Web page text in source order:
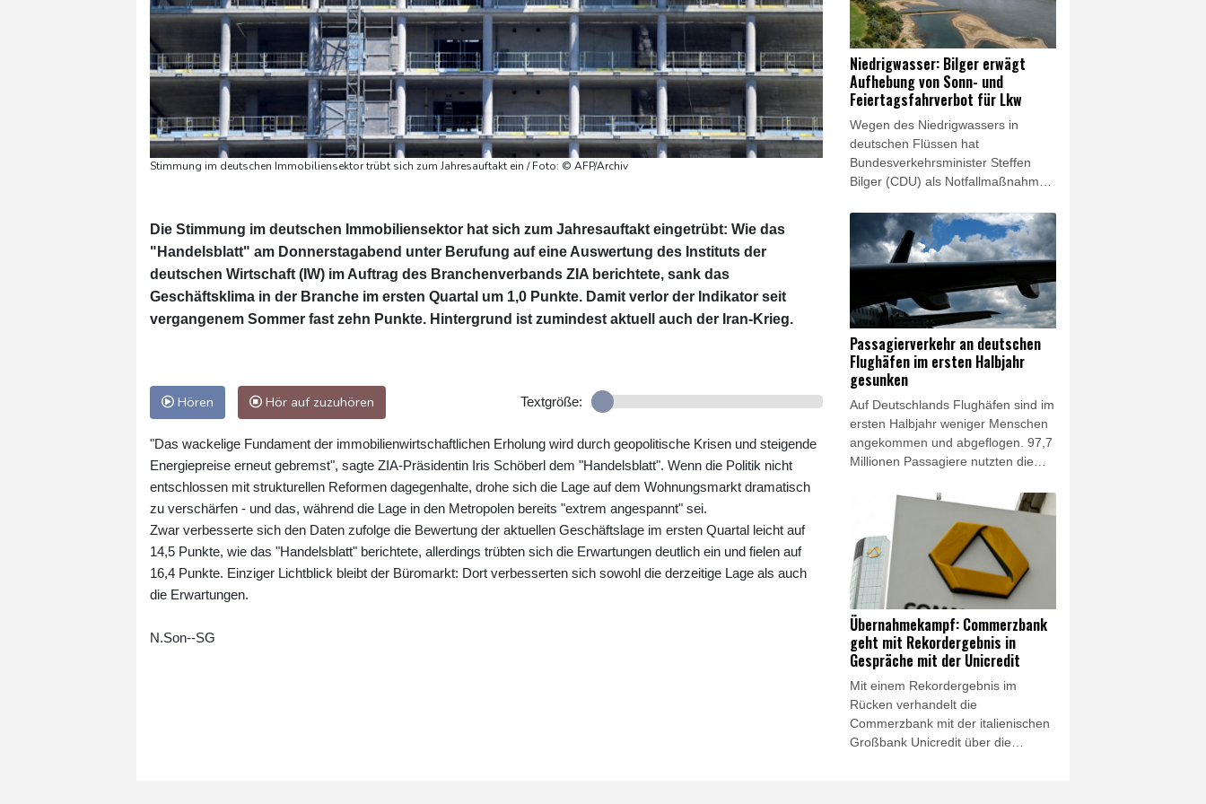
Stimmung im deutschen Immobiliensektor trübt sich zum Jahresauftakt ein / Foto: © AFP/Archiv
Die Stimmung im deutschen Immobiliensektor hat sich zum Jahresauftakt eingetrübt: Wie das
"Handelsblatt" am Donnerstagabend unter Berufung auf eine Auswertung des Instituts der
deutschen Wirtschaft (IW) im Auftrag des Branchenverbands ZIA berichtete, sank das
Geschäftsklima in der Branche im ersten Quartal um 1,0 Punkte. Damit verlor der Indikator seit
vergangenem Sommer fast zehn Punkte. Hintergrund ist zumindest aktuell auch der Iran-Krieg.
Hören Hör auf zuzuhören Textgröße:
"Das wackelige Fundament der immobilienwirtschaftlichen Erholung wird durch geopolitische Krisen und steigende
Energiepreise erneut gebremst", sagte ZIA-Präsidentin Iris Schöberl dem "Handelsblatt". Wenn die Politik nicht
entschlossen mit strukturellen Reformen dagegenhalte, drohe sich die Lage auf dem Wohnungsmarkt dramatisch
zu verschärfen - und das, während die Lage in den Metropolen bereits "extrem angespannt" sei.
Zwar verbesserte sich den Daten zufolge die Bewertung der aktuellen Geschäftslage im ersten Quartal leicht auf
14,5 Punkte, wie das "Handelsblatt" berichtete, allerdings trübten sich die Erwartungen deutlich ein und fielen auf
16,4 Punkte. Einziger Lichtblick bleibt der Büromarkt: Dort verbesserten sich sowohl die derzeitige Lage als auch
die Erwartungen.
N.Son--SG
Bundesanwaltschaft am
Donnerstagabend. Die Behörde
habe die Ermittlungen "wegen der
besonderen Bedeutung des Falles"
von der Generalstaatsanwaltschaft
Dresden übernommen.
Niedrigwasser: Bilger erwägt
Aufhebung von Sonn- und
Feiertagsfahrverbot für Lkw
Wegen des Niedrigwassers in
deutschen Flüssen hat
Bundesverkehrsminister Steffen
Bilger (CDU) als Notfallmaßnahme
des Sonn- und Feiertagsfahrverbots
für Lastwagen ins Spiel gebracht.
"Ich könnte mir beispielsweise
Feiertagsfahrverbote für Lkw
aufheben, wenn es nötig sein
sollte", sagte Bilger am Donnerstag
dem Fernsehsender Phoenix. Am
frühen Nachmittag begann in Bonn
ein Spitzengespräch zum
Niedrigwasser.
Passagierverkehr an deutschen
Flughäfen im ersten Halbjahr
gesunken
Auf Deutschlands Flughäfen sind im
ersten Halbjahr weniger Menschen
angekommen und abgeflogen. 97,7
Millionen Passagiere nutzten die
weniger als im Vorjahreszeitraum,
teilte der Bundesverband der
Deutschen Luftverkehrswirtschaft
(BDL) am Donnerstag mit. Zugleich
sei das Sitzplatzangebot für Flüge
ab Deutschland um ein Prozent
gesunken, das entspreche 85
Prozent des Niveaus vor der
Coronapandemie.
Übernahmekampf: Commerzbank
geht mit Rekordergebnis in
Gespräche mit der Unicredit
Mit einem Rekordergebnis im
Rücken verhandelt die
Commerzbank mit der italienischen
Großbank Unicredit über die